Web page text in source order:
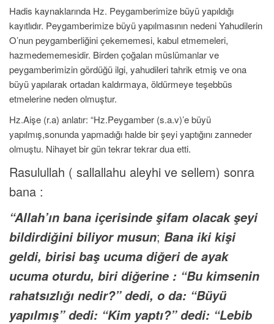
Hadis kaynaklarında Hz. Peygamberimize büyü yapıldığı
kayıtlıdır. Peygamberimize büyü yapılmasının nedeni Yahudilerin
O’nun peygamberliğini çekememesi, kabul etmemeleri,
hazmedememesidir. Birden çoğalan müslümanlar ve
peygamberimizin gördüğü ilgi, yahudileri tahrik etmiş ve ona
büyü yapılarak ortadan kaldırmaya, öldürmeye teşebbüs
etmelerine neden olmuştur.
Hz.Aişe (r.a) anlatır: “Hz.Peygamber (s.a.v)’e büyü
yapılmış,sonunda yapmadığı halde bir şeyi yaptığını zanneder
olmuştu. Nihayet bir gün tekrar tekrar dua etti.
Rasulullah ( sallallahu aleyhi ve sellem) sonra
bana :
“Allah’ın bana içerisinde şifam olacak şeyi
bildirdiğini biliyor musun; Bana iki kişi
geldi, birisi baş ucuma diğeri de ayak
ucuma oturdu, biri diğerine : “Bu kimsenin
rahatsızlığı nedir?” dedi, o da: “Büyü
yapılmış” dedi: “Kim yaptı?” dedi: “Lebib